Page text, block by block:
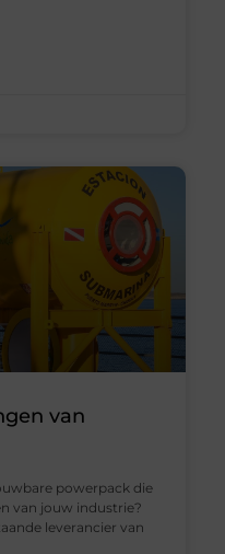
van
powerpack die
van jouw industrie?
leverancier van